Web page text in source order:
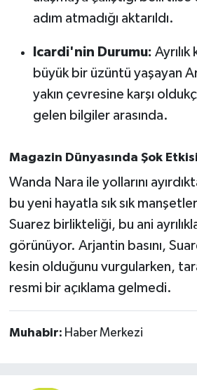
adım atmadığı aktarıldı.
Icardi'nin Durumu: Ayrılık
büyük bir üzüntü yaşayan
yakın çevresine karşı
gelen bilgiler arasında.
Magazin Dünyasında Şok Etkisi
Wanda Nara ile yollarını
bu yeni hayatla sık sık
Suarez birlikteliği, bu ani
görünüyor. Arjantin basını,
kesin olduğunu vurgularken,
resmi bir açıklama gelmedi.
Muhabir: Haber Merkezi
SPOR
SÜRMANŞET
TARİHTE BUGÜN
Trend
TÜRKİYE